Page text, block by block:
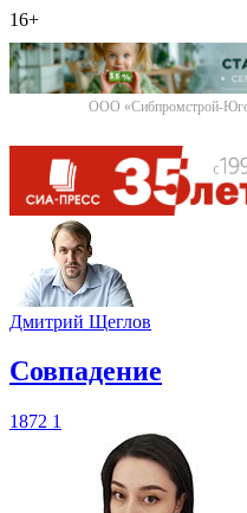
16+
ООО «Сибпромстрой-
Дмитрий Щеглов
​Совпадение
1872 1